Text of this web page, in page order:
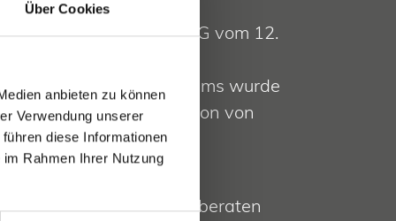
Über Cookies
anbieten zu können
Verwendung unserer
diese Informationen
Rahmen Ihrer Nutzung
der Richtlinie 98/80/EG vom 12.
Mehrwertsteuersystems wurde
der Europäischen Union von
befreit.
Gesetzgebung zu sein, beraten